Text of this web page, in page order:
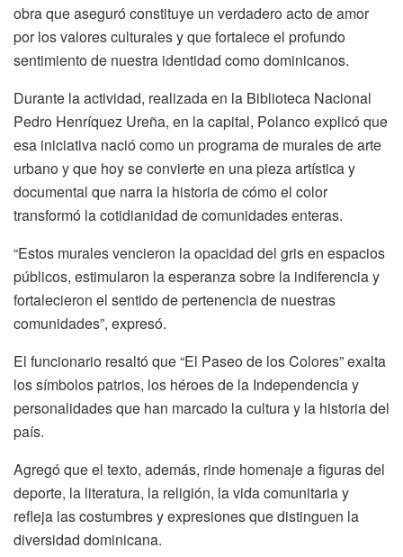
obra que aseguró constituye un verdadero acto de amor
por los valores culturales y que fortalece el profundo
sentimiento de nuestra identidad como dominicanos.
Durante la actividad, realizada en la Biblioteca Nacional
Pedro Henríquez Ureña, en la capital, Polanco explicó que
esa iniciativa nació como un programa de murales de arte
urbano y que hoy se convierte en una pieza artística y
documental que narra la historia de cómo el color
transformó la cotidianidad de comunidades enteras.
“Estos murales vencieron la opacidad del gris en espacios
públicos, estimularon la esperanza sobre la indiferencia y
fortalecieron el sentido de pertenencia de nuestras
comunidades”, expresó.
El funcionario resaltó que “El Paseo de los Colores” exalta
los símbolos patrios, los héroes de la Independencia y
personalidades que han marcado la cultura y la historia del
país.
Agregó que el texto, además, rinde homenaje a figuras del
deporte, la literatura, la religión, la vida comunitaria y
refleja las costumbres y expresiones que distinguen la
diversidad dominicana.